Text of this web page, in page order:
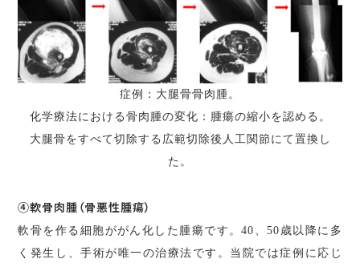
症例：大腿骨骨肉腫。
化学療法における骨肉腫の変化：腫瘍の縮小を認める。
大腿骨をすべて切除する広範切除後人工関節にて置換し
た。
④軟骨肉腫（骨悪性腫瘍）
軟骨を作る細胞ががん化した腫瘍です。40、50歳以降に多
く発生し、手術が唯一の治療法です。当院では症例に応じ